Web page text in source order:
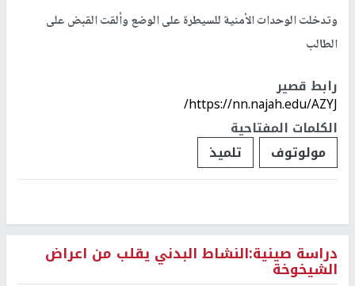
وتدخلت الوحدات الأمنية للسيطرة على الوضع وألقت القبض على
الطالب
رابط قصير
https://nn.najah.edu/AZYJ/
الكلمات المفتاحية
مولوتوف
تلميذ
دراسة صينية:النشاط البدني يقلب من اعراض
الشيخوخة